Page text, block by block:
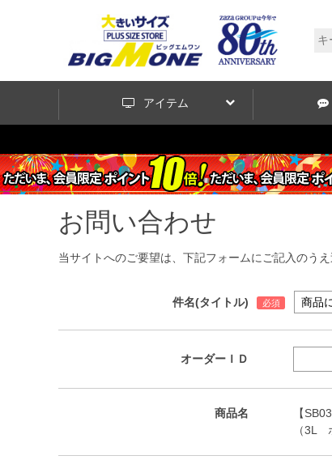
アイテム
お問い合わせ
当サイトへのご要望は、下記フォームにご記入のうえ
件名(タイトル)
オーダーＩＤ
商品名
【
（3L